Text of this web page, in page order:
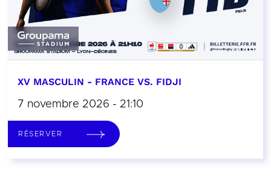
XV MASCULIN - FRANCE VS. FIDJI
7 novembre 2026 - 21:10
RÉSERVER